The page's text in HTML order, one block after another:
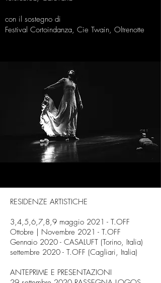
con il sostegno di
Festival Cortoindanza, Cie Twain, Oltrenotte
RESIDENZE ARTISTICHE
3,4,5,6,7,8,9 maggio 2021 - T.OFF
Ottobre | Novembre 2021 - T.OFF
Gennaio 2020 - CASALUFT (Torino, Italia)
settembre 2020 - T.OFF (Cagliari, Italia)
ANTEPRIME E PRESENTAZIONI